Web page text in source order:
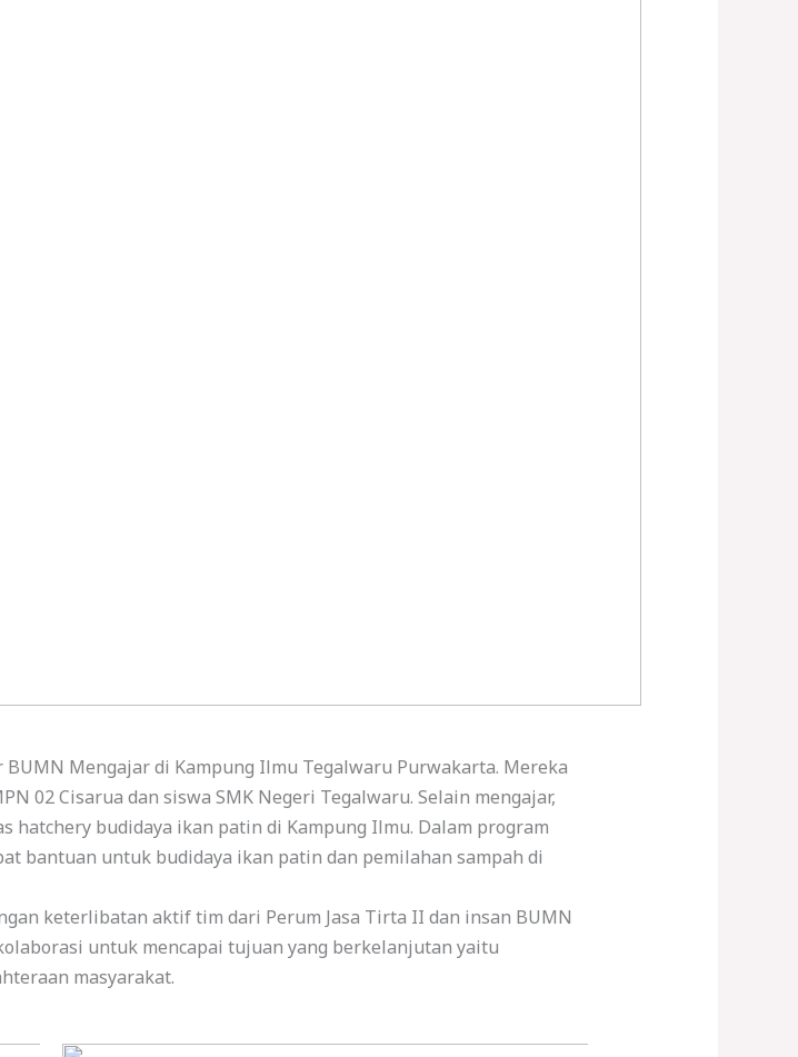
Mengajar di Kampung Ilmu Tegalwaru Purwakarta. Mereka
02 Cisarua dan siswa SMK Negeri Tegalwaru. Selain mengajar,
budidaya ikan patin di Kampung Ilmu. Dalam program
bantuan untuk budidaya ikan patin dan pemilahan sampah di
keterlibatan aktif tim dari Perum Jasa Tirta II dan insan BUMN
untuk mencapai tujuan yang berkelanjutan yaitu
masyarakat.